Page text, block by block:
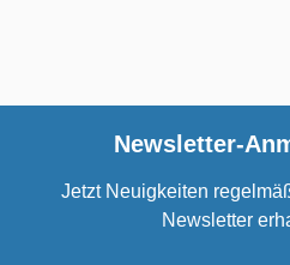
Newsletter-
Jetzt Neuigkeiten
Newsletter